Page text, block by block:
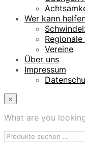
Wer kann
Vereine
Über uns
Impressum
×
What are you